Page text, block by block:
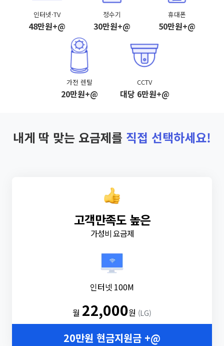
인터넷·TV
48만원+@
정수기
30만원+@
휴대폰
50만원+@
가전 렌탈
20만원+@
CCTV
대당 6만원+@
내게 딱 맞는 요금제를 직접 선택하세요!
고객만족도 높은
가성비 요금제
인터넷 100M
월 22,000원 (LG)
20만원 현금지원금 +@